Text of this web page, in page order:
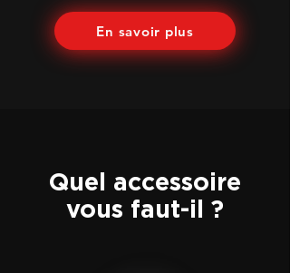
En savoir plus
Quel accessoire
vous faut-il ?